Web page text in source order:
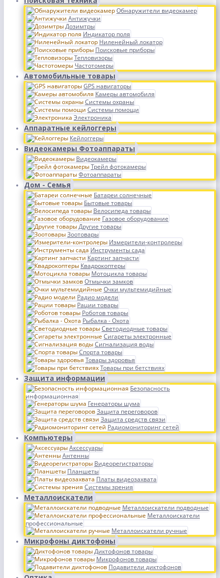
Обнаружители видеокамер
Антижучки
Дозимтры
Индикатор поля
Ниленейный локатор
Поисковые приборы
Тепловизоры
Частотомеры
Автомобильные товары
GPS навигаторы
Камеры автомобиля
Системы охраны
Системы помощи
Электроника
Аппаратные кейлоггеры
Кейлоггеры
Видеокамеры Фотоаппараты
Видеокамеры
Трейл фотокамеры
Фотоаппараты
Дом - Семья
Батареи солнечные
Бытовые товары
Велосипеда товары
Газовое оборудование
Другие товары
Зоотовары
Измерители-контролеры
Инструменты сада
Картинг запчасти
Квадрокоптеры
Мотоцикла товары
Отмычки замков
Очки мультемидийные
Радио модели
Рации товары
Роботов товары
Рыбалка - Охота
Светодиодные товары
Сигареты электронные
Сигнализация воды
Спорта товары
Товары здоровья
Товары при бетствиях
Защита информации
Безопасность
информационная
Генераторы шума
Защита переговоров
Защита средств связи
Радиомониторинг сетей
Компьютеры
Аксессуары
Антенны
Видеорегистраторы
Планшеты
Платы видеозахвата
Системы зрения
Металлоискатели
Металлоискатели подводные
Металлоискатели
профессиональные
Металлоискатели ручные
Микрофоны диктофоны
Диктофонов товары
Микрофонов товары
Подавители диктофонов